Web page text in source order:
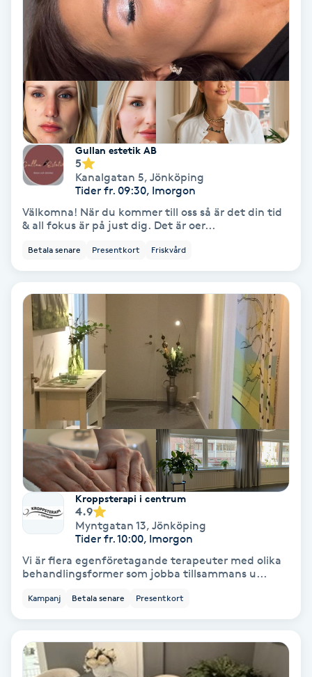
Hollywood Peel
Hot Stone Massage
Hot yoga
Hudföryngring
Huduppstramning
Hudvård
Hyperhidros
Hypnos
Hårborttagning
Hårbottenbehandling
Hårförlängning
Hårvård
Hälsa
Hälsprickor
Gullan estetik AB
5
Kanalgatan 5, Jönköping
Tider fr. 09:30, Imorgon
Välkomna! När du kommer till oss så är det din tid
& all fokus är på just dig. Det är oer...
Betala senare Presentkort Friskvård
Kroppsterapi i centrum
4.9
Myntgatan 13, Jönköping
Tider fr. 10:00, Imorgon
Vi är flera egenföretagande terapeuter med olika
behandlingsformer som jobba tillsammans u...
Kampanj Betala senare Presentkort